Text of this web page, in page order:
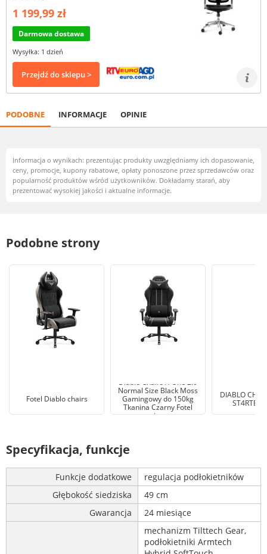
1 199,99 zł
Darmowa dostawa
Wysyłka: 1 dzień
Przejdź do sklepu >
PODOBNE INFORMACJE OPINIE
Informacja o wynikach: prezentując produkty uwzględniamy ich dopasowanie,
ceny, promocje, kupony rabatowe, opłaty ponoszone przez sprzedawców oraz
popularność produktów wśród użytkowników. Dokładamy starań, aby
prezentować wysokiej jakości i aktualne informacje.
Podobne strony
Fotel Diablo chairs
Diablo Chairs X-One 2.0
Normal Size Black Moss
Gamingowy do 150kg
Tkanina Czarny Fotel
gamingowy
DIABLO
ST4RTER
Specyfikacja, funkcje
Funkcje dodatkowe
regulacja podłokietników
Głębokość siedziska
49 cm
Gwarancja
24 miesiące
mechanizm Tilttech Gear,
podłokietniki Armtech